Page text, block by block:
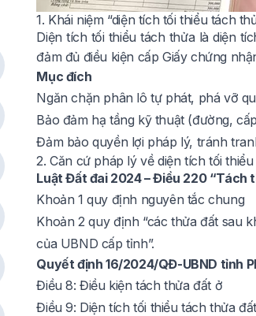
1. Khái niệm “diện tích tối thiểu tách
Diện tích tối thiểu tách thửa là diện
đảm đủ điều kiện cấp Giấy chứng
Mục đích
Ngăn chặn phân lô tự phát, phá vỡ
Bảo đảm hạ tầng kỹ thuật (đường,
Đảm bảo quyền lợi pháp lý, tránh
2. Căn cứ pháp lý về diện tích tối
Luật Đất đai 2024 – Điều 220 “Tách
Khoản 1 quy định nguyên tắc chung
Khoản 2 quy định “các thửa đất sau
của UBND cấp tỉnh”.
Quyết định 16/2024/QĐ-UBND tỉnh
Điều 8: Điều kiện tách thửa đất ở
Điều 9: Diện tích tối thiểu tách thửa